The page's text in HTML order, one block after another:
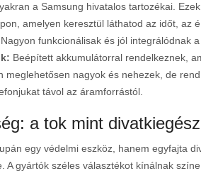
a Samsung hivatalos tartozékai.
amelyen keresztül láthatod az időt, az
funkcionálisak és jól integrálódnak
Beépített akkumulátorral rendelkeznek,
meglehetősen nagyok és nehezek, de
távol az áramforrástól.
a tok mint
egy védelmi eszköz, hanem egyfajta
A gyártók széles választékot kínálnak